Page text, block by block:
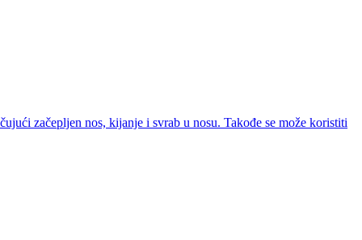
začepljen nos, kijanje i svrab u nosu. Takođe se može koristiti